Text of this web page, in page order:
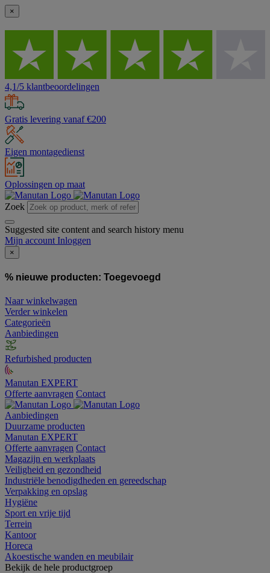
×
4,1/5 klantbeoordelingen
Gratis levering vanaf €200
Eigen montagedienst
Oplossingen op maat
Zoek
Suggested site content and search history menu
Mijn account Inloggen
×
% nieuwe producten: Toegevoegd
Naar winkelwagen
Verder winkelen
Categorieën
Aanbiedingen
Refurbished producten
Manutan EXPERT
Offerte aanvragen Contact
Aanbiedingen
Duurzame producten
Manutan EXPERT
Offerte aanvragen Contact
Magazijn en werkplaats
Veiligheid en gezondheid
Industriële benodigdheden en gereedschap
Verpakking en opslag
Hygiëne
Sport en vrije tijd
Terrein
Kantoor
Horeca
Akoestische wanden en meubilair
Bekijk de hele productgroep